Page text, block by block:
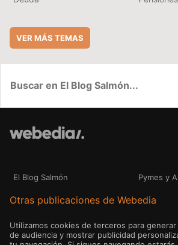
VER MÁS TEMAS
El Blog Salmón Pymes y
Otras publicaciones de Webedia
Utilizamos cookies de terceros para
de audiencia y mostrar publicidad